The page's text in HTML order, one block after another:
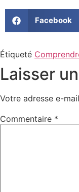
Facebook
Étiqueté
Laisser
Votre adresse e-
Commentaire *